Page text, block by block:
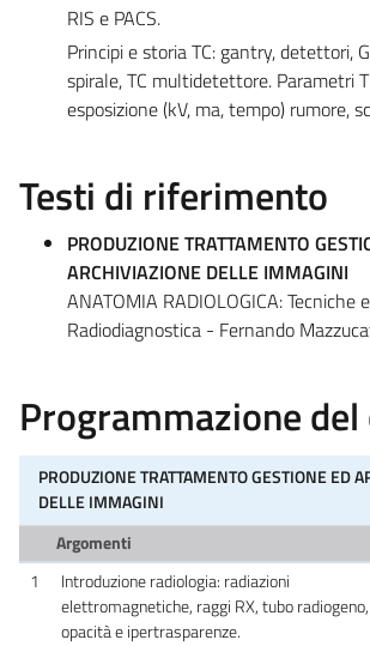
RIS e PACS.
Principi e storia TC: gantry, detettori,
spirale, TC multidetettore. Parametri
esposizione (kV, ma, tempo) rumore,
Testi di riferimento
PRODUZIONE TRATTAMENTO
ARCHIVIAZIONE DELLE IMMAGINI
ANATOMIA RADIOLOGICA: Tecniche
Radiodiagnostica - Fernando
Programmazione del
PRODUZIONE TRATTAMENTO GESTIONE ED
DELLE IMMAGINI
Argomenti
1
Introduzione radiologia: radiazioni
elettromagnetiche, raggi RX, tubo radiogeno,
opacità e ipertrasparenze.